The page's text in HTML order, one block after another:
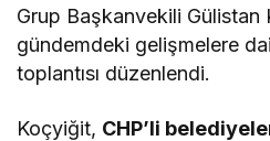
Grup Başkanvekili Gülistan
gündemdeki gelişmelere
toplantısı düzenlendi.
Koçyiğit, CHP’li